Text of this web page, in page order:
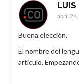
LUIS
abril
Buena elección.
El nombre del
artículo.